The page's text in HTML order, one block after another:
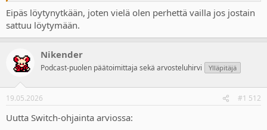
Eipäs löytynytkään, joten vielä olen perhettä vailla jos jostain
sattuu löytymään.
Nikender
Podcast-puolen päätoimittaja sekä arvosteluhirvi Ylläpitäjä
19.05.2026 #1 512
Uutta Switch-ohjainta arviossa: